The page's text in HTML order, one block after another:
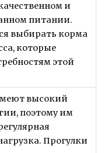
и
питании.
выбирать корма
которые
этой
высокий
поэтому им
Прогулки